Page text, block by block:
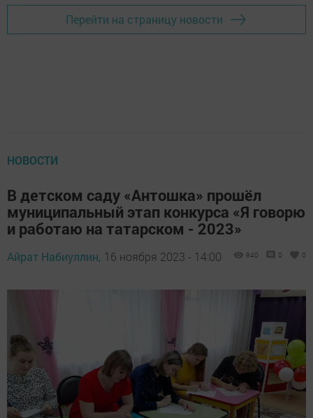
Перейти на страницу новости
НОВОСТИ
В детском саду «Антошка» прошёл
муниципальный этап конкурса «Я говорю
и работаю на татарском - 2023»
Айрат Набиуллин, 16 ноября 2023 - 14:00 940 0 0